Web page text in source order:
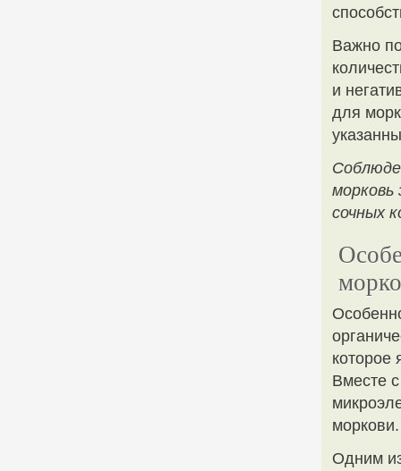
Важно
и
для
морковь
сочных
которое
Вместе
моркови.
Одним